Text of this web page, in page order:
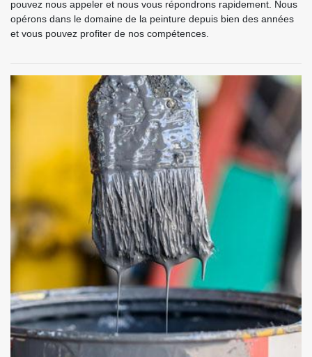
pouvez nous appeler et nous vous répondrons rapidement. Nous
opérons dans le domaine de la peinture depuis bien des années
et vous pouvez profiter de nos compétences.